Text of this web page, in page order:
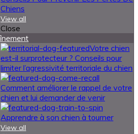
Chiens
View all
Close
Votre chien
est-il surprotecteur ? Conseils pour
limiter l’agressivité territoriale du chien
Comment améliorer le rappel de votre
chien et lui demander de venir
Apprendre à son chien à tourner
View all